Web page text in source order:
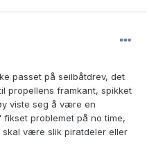
passet på seilbåtdrev, det
propellens framkant, spikket
viste seg å være en
problemet på no time,
være slik piratdeler eller